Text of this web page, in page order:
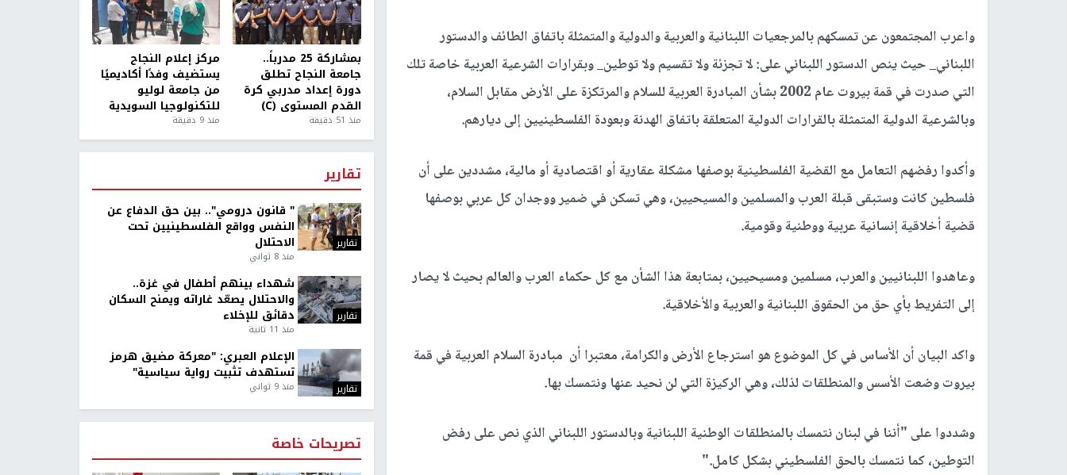
واعرب المجتمعون عن تمسكهم بالمرجعيات اللبنانية والعربية والدولية والمتمثلة باتفاق الطائف والدستور
اللبناني_ حيث ينص الدستور اللبناني على: لا تجزئة ولا تقسيم ولا توطين_ وبقرارات الشرعية العربية خاصة تلك
التي صدرت في قمة بيروت عام 2002 بشأن المبادرة العربية للسلام والمرتكزة على الأرض مقابل السلام،
وبالشرعية الدولية المتمثلة بالقرارات الدولية المتعلقة باتفاق الهدنة وبعودة الفلسطينيين إلى ديارهم.
وأكدوا رفضهم التعامل مع القضية الفلسطينية بوصفها مشكلة عقارية أو اقتصادية أو مالية، مشددين على أن
فلسطين كانت وستبقى قبلة العرب والمسلمين والمسيحيين، وهي تسكن في ضمير ووجدان كل عربي بوصفها
قضية أخلاقية إنسانية عربية ووطنية وقومية.
وعاهدوا اللبنانيين والعرب، مسلمين ومسيحيين، بمتابعة هذا الشأن مع كل حكماء العرب والعالم بحيث لا يصار
إلى التفريط بأي حق من الحقوق اللبنانية والعربية والأخلاقية.
واكد البيان أن الأساس في كل الموضوع هو استرجاع الأرض والكرامة، معتبرا أن مبادرة السلام العربية في قمة
بيروت وضعت الأسس والمنطلقات لذلك، وهي الركيزة التي لن نحيد عنها ونتمسك بها.
وشددوا على "أننا في لبنان نتمسك بالمنطلقات الوطنية اللبنانية وبالدستور اللبناني الذي نص على رفض
التوطين، كما نتمسك بالحق الفلسطيني بشكل كامل."
بمشاركة 25 مدرباً..
جامعة النجاح تطلق
دورة إعداد مدربي كرة
القدم المستوى (C)
منذ 51 دقيقة
مركز إعلام النجاح
يستضيف وفدًا أكاديميًا
من جامعة لوليو
للتكنولوجيا السويدية
منذ 9 دقيقة
تقارير
تقارير
" قانون درومي".. بين حق الدفاع عن
النفس وواقع الفلسطينيين تحت
الاحتلال
منذ 8 ثواني
تقارير
شهداء بينهم أطفال في غزة..
والاحتلال يصعّد غاراته ويمنح السكان
دقائق للإخلاء
منذ 11 ثانية
تقارير
الإعلام العبري: "معركة مضيق هرمز
تستهدف تثبيت رواية سياسية"
منذ 9 ثواني
تصريحات خاصة